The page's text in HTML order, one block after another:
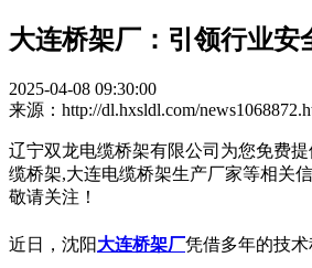
大连桥架厂：引领行业安
2025-04-08 09:30:00
来源：http://dl.hxsldl.com/
辽宁双龙电缆桥架有限公司为您免费提
缆桥架,大连电缆桥架生产厂家等相关
敬请关注！
近日，沈阳大连桥架厂凭借多年的技